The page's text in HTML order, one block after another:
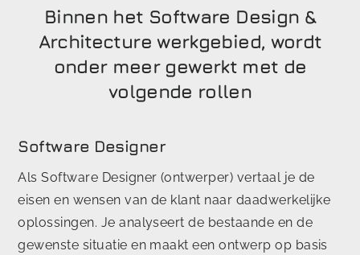
Binnen het Software Design &
Architecture werkgebied, wordt
onder meer gewerkt met de
volgende rollen
Software Designer
Als Software Designer (ontwerper) vertaal je de
eisen en wensen van de klant naar daadwerkelijke
oplossingen. Je analyseert de bestaande en de
gewenste situatie en maakt een ontwerp op basis